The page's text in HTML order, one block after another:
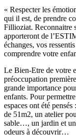
« Respecter les
qui il est, de prendre
Fillioziat. Reconnaitre
apporteront de
échanges, vos
comprendre votre
Le Bien-Etre de votre
préoccupation
grande importance
enfants. Pour
espaces ont été
de 51m2, un atelier
sable…, un jardin et
odeurs à découvrir…